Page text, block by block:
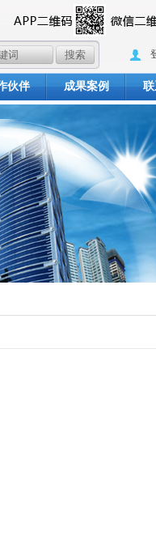
伙伴 成果案例